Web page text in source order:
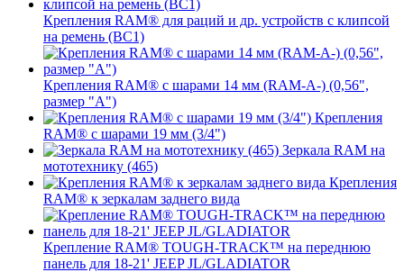
Крепления RAM® для раций и др. устройств с клипсой
на ремень (BC1)
Крепления RAM® с шарами 14 мм (RAM-A-) (0,56",
размер "A")
Крепления
RAM® с шарами 19 мм (3/4")
Зеркала RAM на
мототехнику (465)
Крепления
RAM® к зеркалам заднего вида
Крепление RAM® TOUGH-TRACK™ на переднюю
панель для 18-21' JEEP JL/GLADIATOR